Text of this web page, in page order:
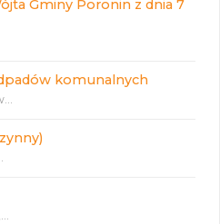
Gminy Poronin z dnia 7
komunalnych